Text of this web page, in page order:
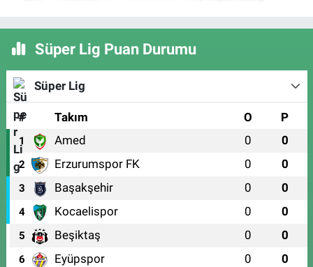
Süper Lig Puan Durumu
Süper Lig
# Takım O P
1 Amed 0 0
2 Erzurumspor FK 0 0
3 Başakşehir 0 0
4 Kocaelispor 0 0
5 Beşiktaş 0 0
6 Eyüpspor 0 0